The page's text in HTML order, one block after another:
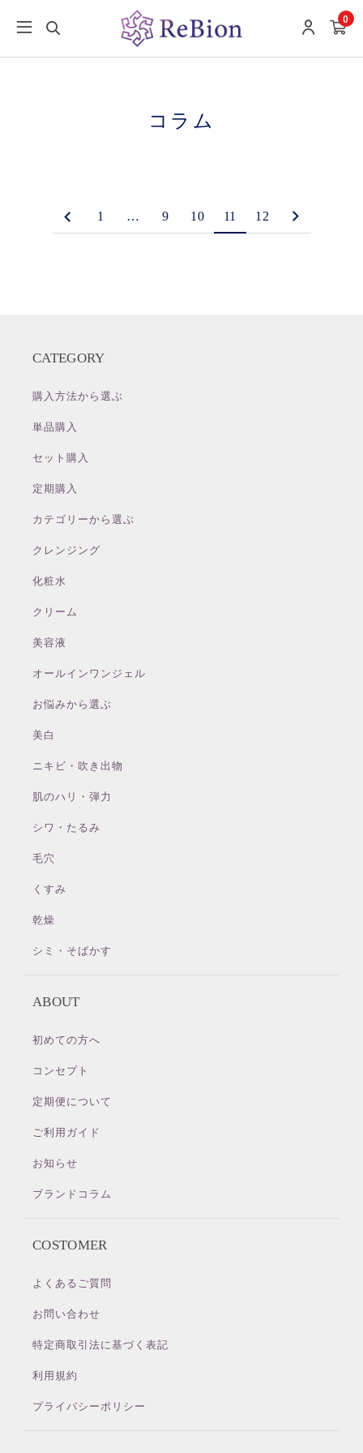
0
コラム
1 … 9 10 11 12
CATEGORY
購入方法から選ぶ
単品購入
セット購入
定期購入
カテゴリーから選ぶ
クレンジング
化粧水
クリーム
美容液
オールインワンジェル
お悩みから選ぶ
美白
ニキビ・吹き出物
肌のハリ・弾力
シワ・たるみ
毛穴
くすみ
乾燥
シミ・そばかす
ABOUT
初めての方へ
コンセプト
定期便について
ご利用ガイド
お知らせ
ブランドコラム
COSTOMER
よくあるご質問
お問い合わせ
特定商取引法に基づく表記
利用規約
プライバシーポリシー